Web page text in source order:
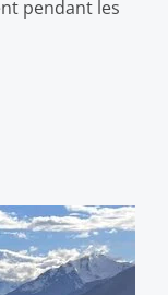
pendant les